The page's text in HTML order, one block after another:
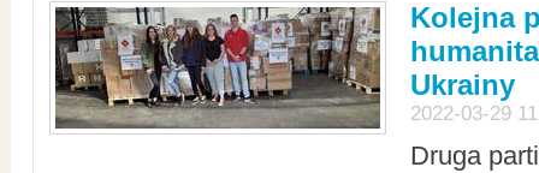
Kolejna
Ukrainy
2022-03-29
Druga